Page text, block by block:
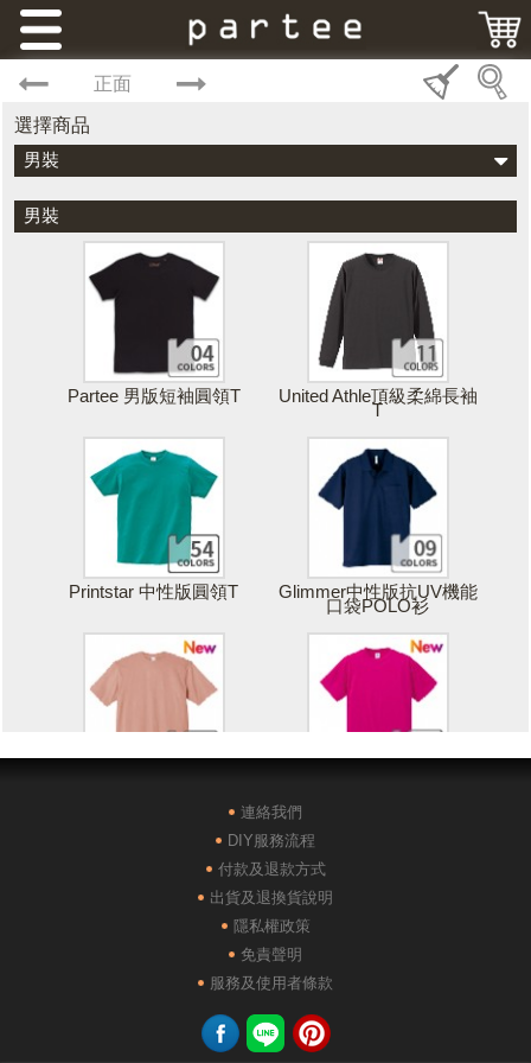
正面
選擇商品
男裝
男裝
Partee 男版短袖圓領T United Athle頂級柔綿長袖
T
Printstar 中性版圓領T Glimmer中性版抗UV機能
口袋POLO衫
POLONE1純棉短袖POLO AG28000落肩重磅精梳棉
連絡我們
DIY服務流程
付款及退款方式
出貨及退換貨說明
隱私權政策
免責聲明
服務及使用者條款